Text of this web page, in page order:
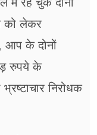
को लेकर
आप के दोनों
रुपये के
निरोधक